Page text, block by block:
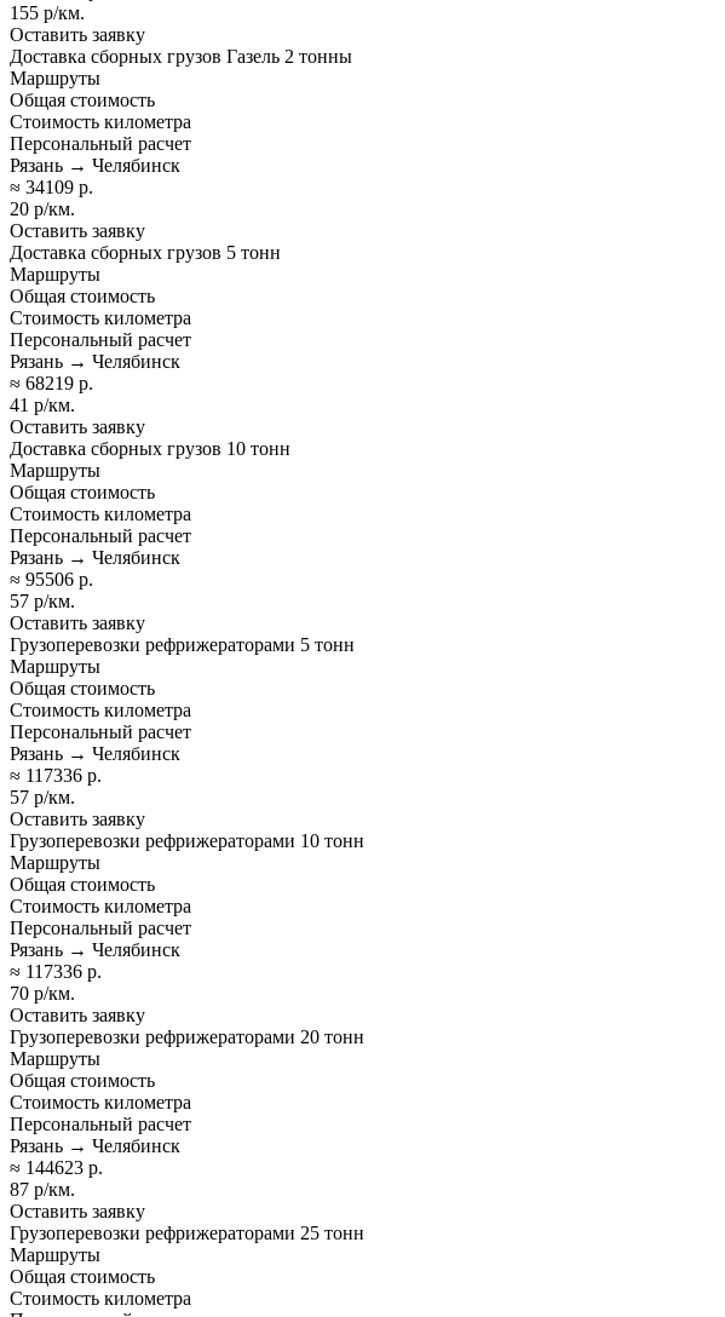
155 р/км.
Оставить заявку
Доставка сборных грузов Газель 2 тонны
Маршруты
Общая стоимость
Стоимость километра
Персональный расчет
Рязань → Челябинск
≈ 34109 р.
20 р/км.
Оставить заявку
Доставка сборных грузов 5 тонн
Маршруты
Общая стоимость
Стоимость километра
Персональный расчет
Рязань → Челябинск
≈ 68219 р.
41 р/км.
Оставить заявку
Доставка сборных грузов 10 тонн
Маршруты
Общая стоимость
Стоимость километра
Персональный расчет
Рязань → Челябинск
≈ 95506 р.
57 р/км.
Оставить заявку
Грузоперевозки рефрижераторами 5 тонн
Маршруты
Общая стоимость
Стоимость километра
Персональный расчет
Рязань → Челябинск
≈ 117336 р.
57 р/км.
Оставить заявку
Грузоперевозки рефрижераторами 10 тонн
Маршруты
Общая стоимость
Стоимость километра
Персональный расчет
Рязань → Челябинск
≈ 117336 р.
70 р/км.
Оставить заявку
Грузоперевозки рефрижераторами 20 тонн
Маршруты
Общая стоимость
Стоимость километра
Персональный расчет
Рязань → Челябинск
≈ 144623 р.
87 р/км.
Оставить заявку
Грузоперевозки рефрижераторами 25 тонн
Маршруты
Общая стоимость
Стоимость километра